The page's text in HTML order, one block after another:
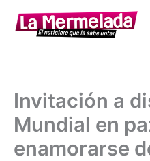
contenido
Invitación a
Mundial en
enamorarse